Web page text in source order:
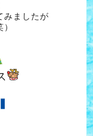
みましたが